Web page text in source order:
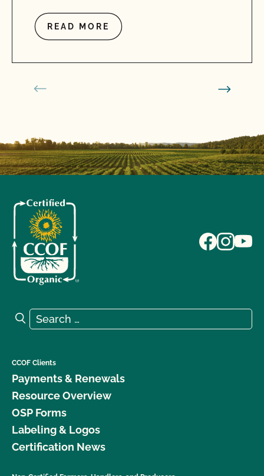
READ MORE
Search for:
Search
CCOF Clients
Payments & Renewals
Resource Overview
OSP Forms
Labeling & Logos
Certification News